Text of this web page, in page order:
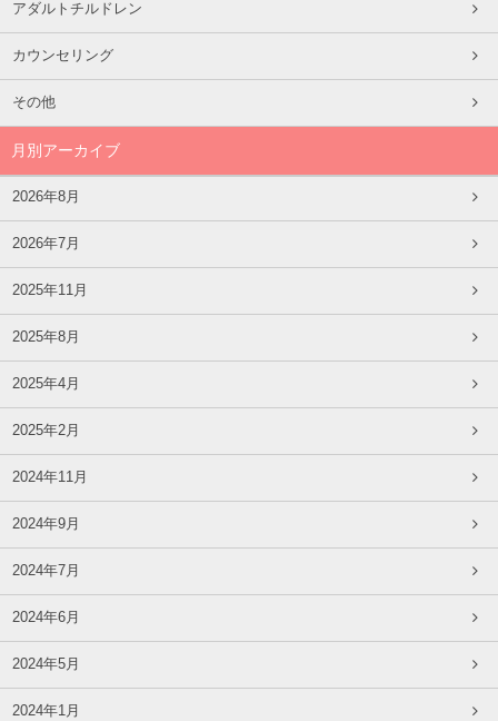
アダルトチルドレン
カウンセリング
その他
月別アーカイブ
2026年8月
2026年7月
2025年11月
2025年8月
2025年4月
2025年2月
2024年11月
2024年9月
2024年7月
2024年6月
2024年5月
2024年1月